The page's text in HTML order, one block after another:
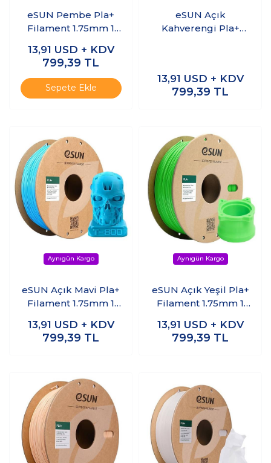
eSUN Pembe Pla+
Filament 1.75mm 1
13,91 USD + KDV
799,39 TL
Sepete Ekle
eSUN Açık
Kahverengi Pla+
13,91 USD + KDV
799,39 TL
eSUN Açık Mavi Pla+
Filament 1.75mm 1
13,91 USD + KDV
799,39 TL
eSUN Açık Yeşil Pla+
Filament 1.75mm 1
13,91 USD + KDV
799,39 TL